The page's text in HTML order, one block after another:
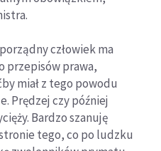
człowiek ma
przepisów prawa,
miał z tego powodu
Prędzej czy później
Bardzo szanuję
tego, co po ludzku